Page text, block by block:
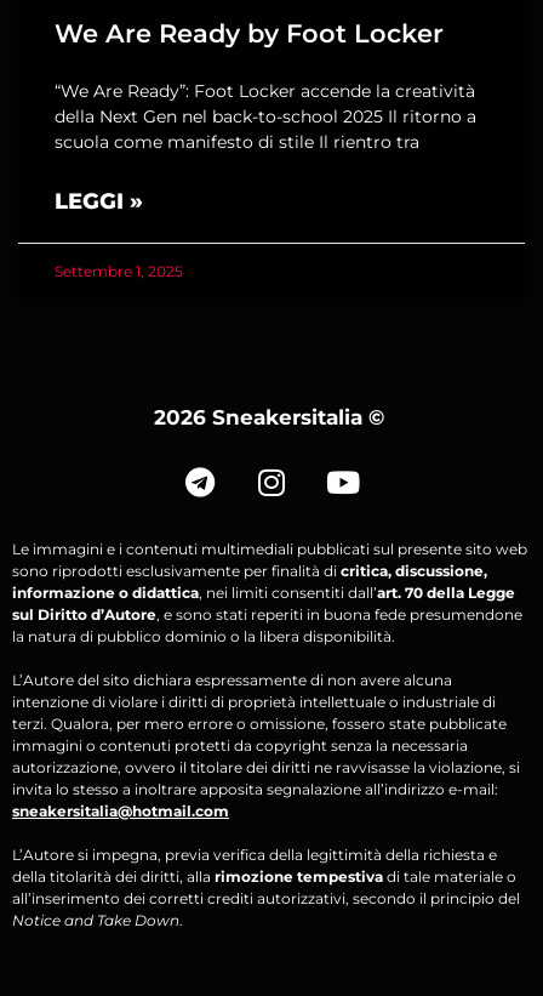
We Are Ready by Foot Locker
“We Are Ready”: Foot Locker accende la creatività
della Next Gen nel back-to-school 2025 Il ritorno a
scuola come manifesto di stile Il rientro tra
LEGGI »
Settembre 1, 2025
2026 Sneakersitalia ©
Le immagini e i contenuti multimediali pubblicati sul presente sito web
sono riprodotti esclusivamente per finalità di critica, discussione,
informazione o didattica, nei limiti consentiti dall’art. 70 della Legge
sul Diritto d’Autore, e sono stati reperiti in buona fede presumendone
la natura di pubblico dominio o la libera disponibilità.
L’Autore del sito dichiara espressamente di non avere alcuna
intenzione di violare i diritti di proprietà intellettuale o industriale di
terzi. Qualora, per mero errore o omissione, fossero state pubblicate
immagini o contenuti protetti da copyright senza la necessaria
autorizzazione, ovvero il titolare dei diritti ne ravvisasse la violazione, si
invita lo stesso a inoltrare apposita segnalazione all’indirizzo e-mail:
sneakersitalia@hotmail.com
L’Autore si impegna, previa verifica della legittimità della richiesta e
della titolarità dei diritti, alla rimozione tempestiva di tale materiale o
all’inserimento dei corretti crediti autorizzativi, secondo il principio del
Notice and Take Down.